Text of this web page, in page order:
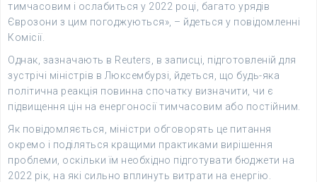
тимчасовим і ослабиться у 2022 році, багато урядів
Єврозони з цим погоджуються», – йдеться у повідомленні
Комісії.
Однак, зазначають в Reuters, в записці, підготовленій для
зустрічі міністрів в Люксембурзі, йдеться, що будь-яка
політична реакція повинна спочатку визначити, чи є
підвищення цін на енергоносії тимчасовим або постійним.
Як повідомляється, міністри обговорять це питання
окремо і поділяться кращими практиками вирішення
проблеми, оскільки їм необхідно підготувати бюджети на
2022 рік, на які сильно вплинуть витрати на енергію.